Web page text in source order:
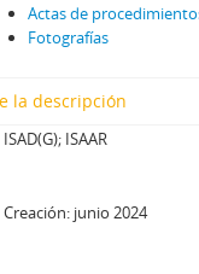
Actas de
Fotografías
la descripción
ISAD(G); ISAAR
Creación: junio 2024